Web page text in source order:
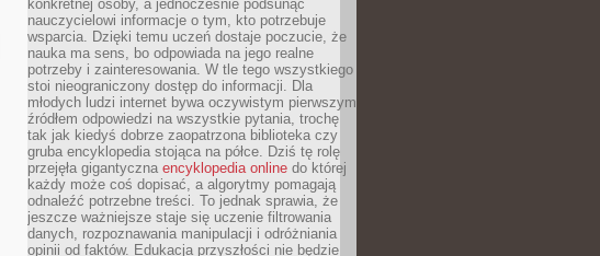
konkretnej osoby, a jednocześnie podsunąć
nauczycielowi informacje o tym, kto potrzebuje
wsparcia. Dzięki temu uczeń dostaje poczucie, że
nauka ma sens, bo odpowiada na jego realne
potrzeby i zainteresowania. W tle tego wszystkiego
stoi nieograniczony dostęp do informacji. Dla
młodych ludzi internet bywa oczywistym pierwszym
źródłem odpowiedzi na wszystkie pytania, trochę
tak jak kiedyś dobrze zaopatrzona biblioteka czy
gruba encyklopedia stojąca na półce. Dziś tę rolę
przejęła gigantyczna encyklopedia online do której
każdy może coś dopisać, a algorytmy pomagają
odnaleźć potrzebne treści. To jednak sprawia, że
jeszcze ważniejsze staje się uczenie filtrowania
danych, rozpoznawania manipulacji i odróżniania
opinii od faktów. Edukacja przyszłości nie będzie